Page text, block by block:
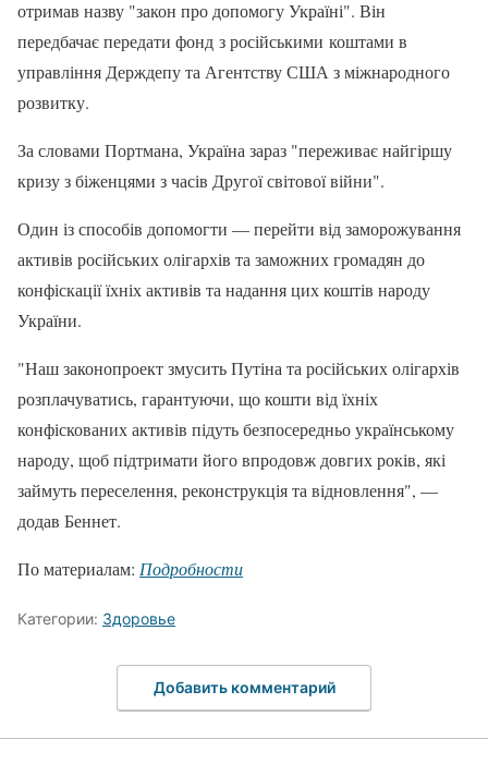
отримав назву "закон про допомогу Україні". Він
передбачає передати фонд з російськими коштами в
управління Держдепу та Агентству США з міжнародного
розвитку.
За словами Портмана, Україна зараз "переживає найгіршу
кризу з біженцями з часів Другої світової війни".
Один із способів допомогти — перейти від заморожування
активів російських олігархів та заможних громадян до
конфіскації їхніх активів та надання цих коштів народу
України.
"Наш законопроект змусить Путіна та російських олігархів
розплачуватись, гарантуючи, що кошти від їхніх
конфіскованих активів підуть безпосередньо українському
народу, щоб підтримати його впродовж довгих років, які
займуть переселення, реконструкція та відновлення", —
додав Беннет.
По материалам: Подробности
Категории: Здоровье
Добавить комментарий